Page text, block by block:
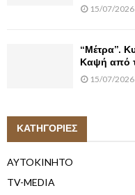
15/07/2026
“Μέτρα”.
Καψή από
15/07/2026
ΚΑΤΗΓΟΡΙΕΣ
AYTOKINHTO
TV-MEDIA